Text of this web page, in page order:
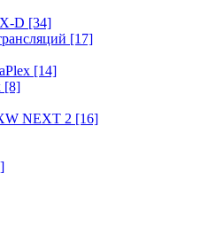
D [34]
[17]
[14]
[8]
NEXT 2 [16]